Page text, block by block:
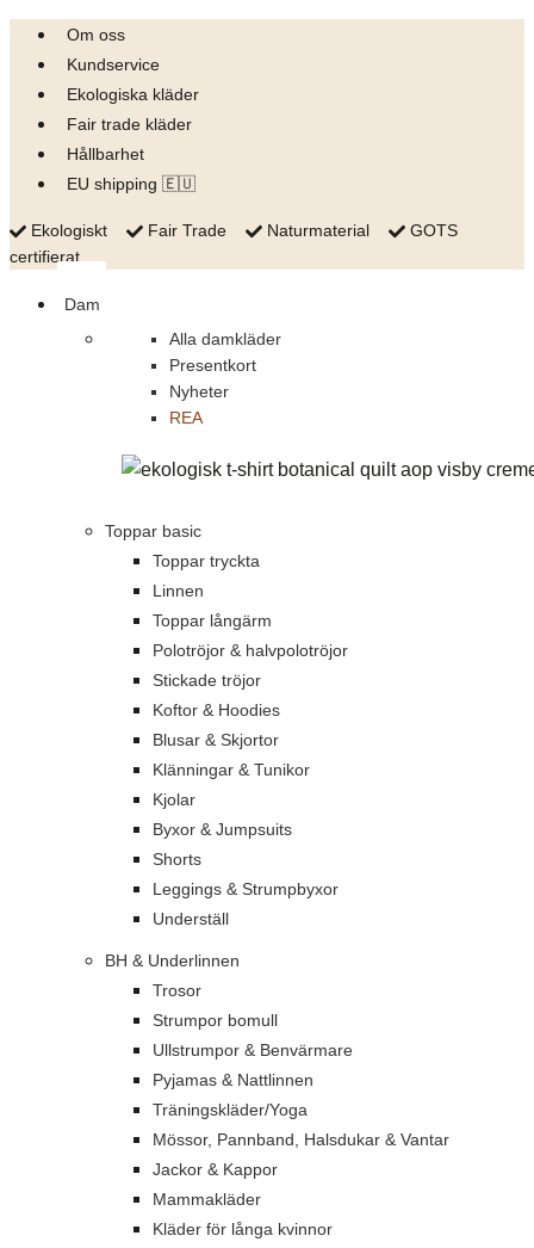
Skip
content
Om oss
Kundservice
Ekologiska kläder
Fair trade kläder
Hållbarhet
EU shipping 🇪🇺
Ekologiskt Fair Trade Naturmaterial
GOTS
certifierat
Dam
Alla damkläder
Presentkort
Nyheter
REA
Toppar basic
Toppar tryckta
Linnen
Toppar långärm
Polotröjor & halvpolotröjor
Stickade tröjor
Koftor & Hoodies
Blusar & Skjortor
Klänningar & Tunikor
Kjolar
Byxor & Jumpsuits
Shorts
Leggings & Strumpbyxor
Underställ
BH & Underlinnen
Trosor
Strumpor bomull
Ullstrumpor & Benvärmare
Pyjamas & Nattlinnen
Träningskläder/Yoga
Mössor, Pannband, Halsdukar & Vantar
Jackor & Kappor
Mammakläder
Kläder för långa kvinnor